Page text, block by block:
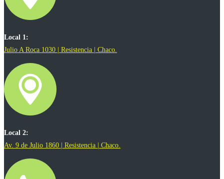
Local 1:
Julio A Roca 1030 | Resistencia | Chaco.
Local 2:
Av. 9 de Julio 1860 | Resistencia | Chaco.